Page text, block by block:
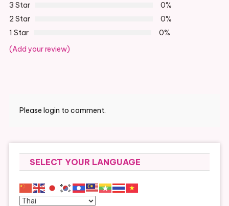
3 Star
0%
2 Star
0%
1 Star
0%
(Add your review)
Please login to comment.
SELECT YOUR LANGUAGE